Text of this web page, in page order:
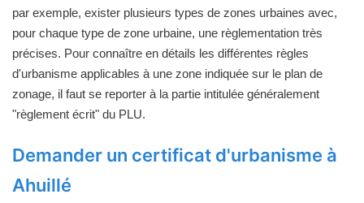
par exemple, exister plusieurs types de zones urbaines avec,
pour chaque type de zone urbaine, une règlementation très
précises. Pour connaître en détails les différentes règles
d'urbanisme applicables à une zone indiquée sur le plan de
zonage, il faut se reporter à la partie intitulée généralement
"règlement écrit" du PLU.
Demander un certificat d'urbanisme à
Ahuillé